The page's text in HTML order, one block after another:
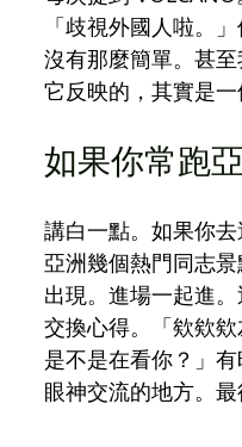
「歧視外國人啦。
沒有那麼簡單。甚
它反映的，其實是一
如果你常跑
講白一點。如果你
亞洲幾個熱門同志
出現。進場一起進
交換心得。「欸欸
是不是在看你？」
眼神交流的地方。最